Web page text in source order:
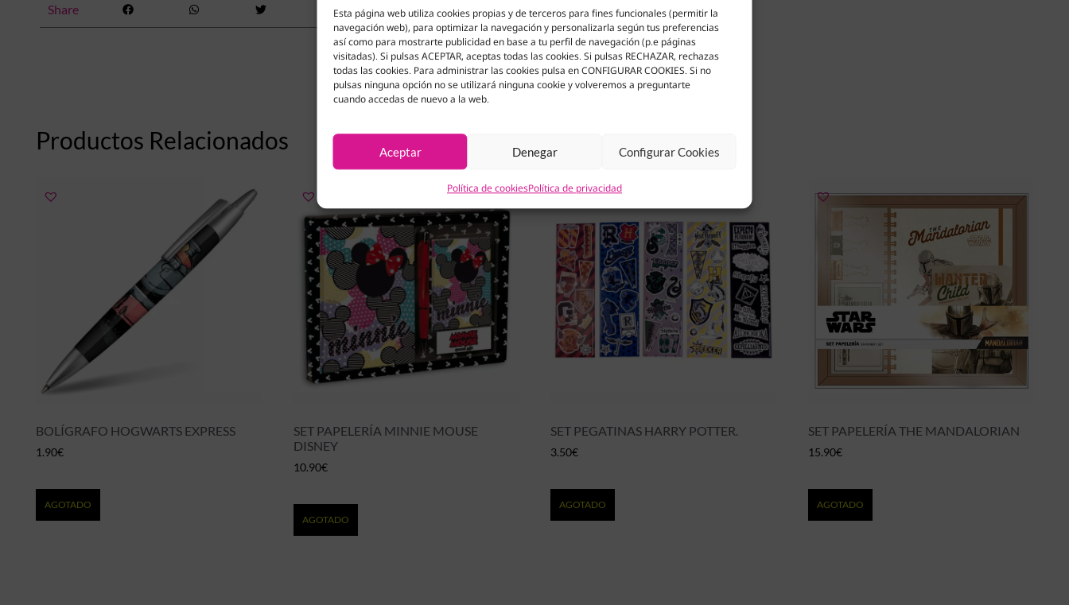
Esta página web utiliza cookies propias y de terceros para fines funcionales (permitir la
navegación web), para optimizar la navegación y personalizarla según tus preferencias
así como para mostrarte publicidad en base a tu perfil de navegación (p.e páginas
visitadas). Si pulsas ACEPTAR, aceptas todas las cookies. Si pulsas RECHAZAR, rechazas
todas las cookies. Para administrar las cookies pulsa en CONFIGURAR COOKIES. Si no
pulsas ninguna opción no se utilizará ninguna cookie y volveremos a preguntarte
cuando accedas de nuevo a la web.
Aceptar Denegar Configurar Cookies
Política de cookiesPolítica de privacidad
Share
Productos Relacionados
BOLÍGRAFO HOGWARTS EXPRESS
1.90€
AGOTADO
SET PAPELERÍA MINNIE MOUSE
DISNEY
10.90€
AGOTADO
SET PEGATINAS HARRY POTTER.
3.50€
AGOTADO
SET PAPELERÍA THE MANDALORIAN
15.90€
AGOTADO